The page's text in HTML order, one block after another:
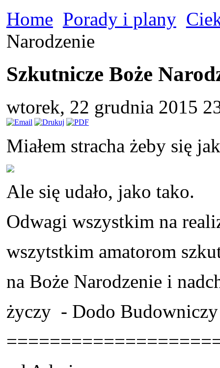
Home Porady i plany
Narodzenie
Szkutnicze Boże
wtorek, 22 grudnia 2015
Miałem stracha żeby się
Ale się udało, jako tako.
Odwagi wszystkim na
wszytstkim amatorom
na Boże Narodzenie i
życzy - Dodo Budowniczy